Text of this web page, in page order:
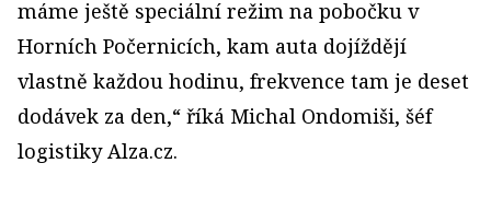
máme ještě speciální režim na pobočku v
Horních Počernicích, kam auta dojíždějí
vlastně každou hodinu, frekvence tam je deset
dodávek za den,“ říká Michal Ondomiši, šéf
logistiky Alza.cz.